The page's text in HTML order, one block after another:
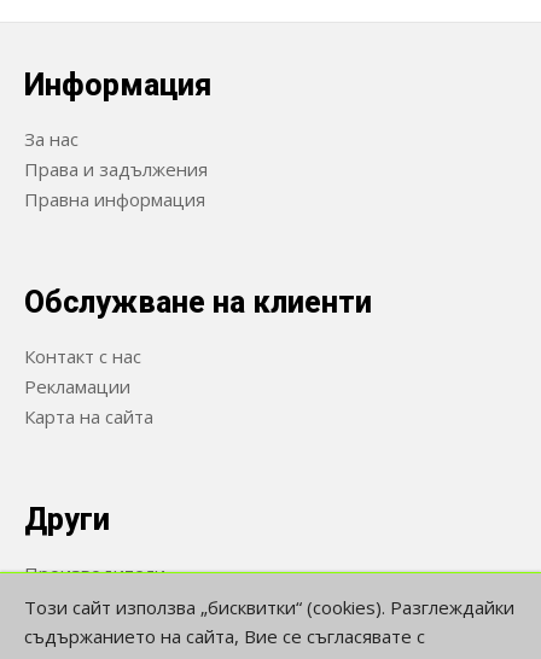
Този сайт използва „бисквитки“ (cookies). Разглеждайки
съдържанието на сайта, Вие се съгласявате с
Информация
За нас
Права и задължения
Правна информация
Обслужване на клиенти
Контакт с нас
Рекламации
Карта на сайта
Други
Производители
Ваучери
Намалени